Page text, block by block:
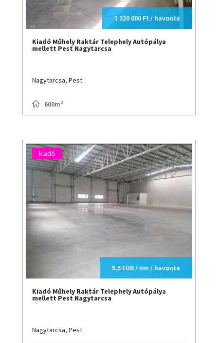
1 320 000 Ft / havonta
Kiadó Műhely Raktár Telephely Autópálya
mellett Pest Nagytarcsa
Nagytarcsa, Pest
600m2
kiadó
5,5 EUR / nm / havonta
Kiadó Műhely Raktár Telephely Autópálya
mellett Pest Nagytarcsa
Nagytarcsa, Pest